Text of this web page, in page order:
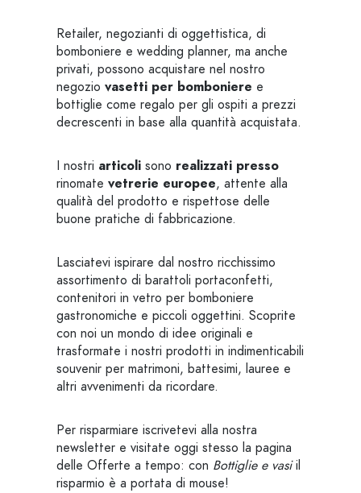
Retailer, negozianti di oggettistica, di
bomboniere e wedding planner, ma anche
privati, possono acquistare nel nostro
negozio vasetti per bomboniere e
bottiglie come regalo per gli ospiti a prezzi
decrescenti in base alla quantità acquistata.
I nostri articoli sono realizzati presso
rinomate vetrerie europee, attente alla
qualità del prodotto e rispettose delle
buone pratiche di fabbricazione.
Lasciatevi ispirare dal nostro ricchissimo
assortimento di barattoli portaconfetti,
contenitori in vetro per bomboniere
gastronomiche e piccoli oggettini. Scoprite
con noi un mondo di idee originali e
trasformate i nostri prodotti in indimenticabili
souvenir per matrimoni, battesimi, lauree e
altri avvenimenti da ricordare.
Per risparmiare iscrivetevi alla nostra
newsletter e visitate oggi stesso la pagina
delle Offerte a tempo: con Bottiglie e vasiil
risparmio è a portata di mouse!